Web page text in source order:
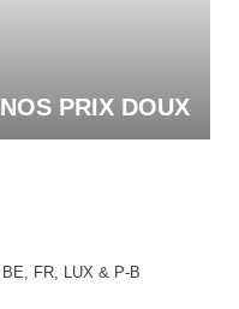
NOS PRIX DOUX
FR, LUX & P-B